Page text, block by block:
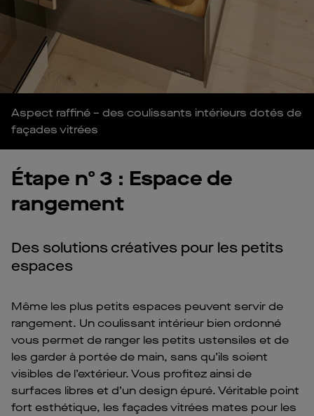
Aspect raffiné – des coulissants intérieurs dotés de
façades vitrées
Étape nº 3 : Espace de
rangement
Des solutions créatives pour les petits
espaces
Même les plus petits espaces peuvent servir de
rangement. Un coulissant intérieur bien ordonné
vous permet de ranger les petits ustensiles et de
les garder à portée de main, sans qu’ils soient
visibles de l’extérieur. Vous profitez ainsi de
surfaces libres et d’un design épuré. Véritable point
fort esthétique, les façades vitrées mates pour les